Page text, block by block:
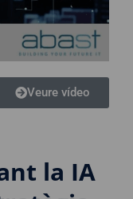
Veure vídeo
la IA